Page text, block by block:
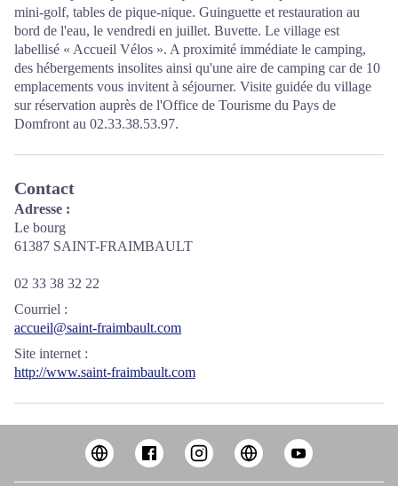
mini-golf, tables de pique-nique. Guinguette et restauration au
bord de l'eau, le vendredi en juillet. Buvette. Le village est
labellisé « Accueil Vélos ». A proximité immédiate le camping,
des hébergements insolites ainsi qu'une aire de camping car de 10
emplacements vous invitent à séjourner. Visite guidée du village
sur réservation auprès de l'Office de Tourisme du Pays de
Domfront au 02.33.38.53.97.
Contact
Adresse :
Le bourg
61387 SAINT-FRAIMBAULT
02 33 38 32 22
Courriel :
accueil@saint-fraimbault.com
Site internet :
http://www.saint-fraimbault.com